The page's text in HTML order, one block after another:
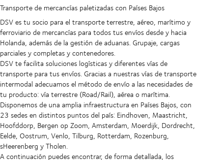
Transporte de mercancías paletizadas con Países Bajos
DSV es tu socio para el transporte terrestre, aéreo, marítimo y
ferroviario de mercancías para todos tus envíos desde y hacia
Holanda, además de la gestión de aduanas. Grupaje, cargas
parciales y completas y contenedores.
DSV te facilita soluciones logísticas y diferentes vías de
transporte para tus envíos. Gracias a nuestras vías de transporte
intermodal adecuamos el método de envío a las necesidades de
tu producto: vía terrestre (Road/Rail), aérea o marítima.
Disponemos de una amplia infraestructura en Países Bajos, con
23 sedes en distintos puntos del país: Eindhoven, Maastricht,
Hoofddorp, Bergen op Zoom, Amsterdam, Moerdijk, Dordrecht,
Eelde, Oostrum, Venlo, Tilburg, Rotterdam, Rozenburg,
sHeerenberg y Tholen.
A continuación puedes encontrar, de forma detallada, los